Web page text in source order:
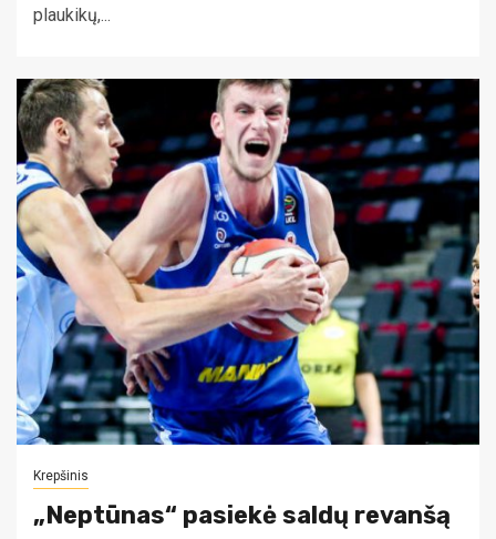
plaukikų,...
Krepšinis
„Neptūnas“ pasiekė saldų revanšą